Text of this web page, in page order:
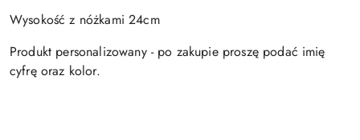
Wysokość z nóżkami 24cm
Produkt personalizowany - po zakupie proszę podać imię
cyfrę oraz kolor.